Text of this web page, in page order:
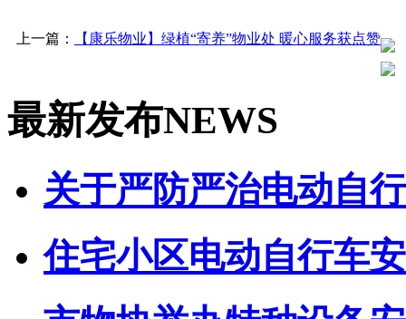
上一篇： 【康乐物业】绿植“寄养”物业处 暖心服务获点赞
最新发布NEWS
关于严防严治电动自
住宅小区电动自行车